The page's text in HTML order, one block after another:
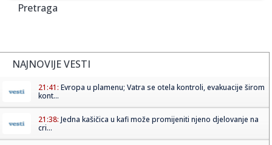
Pretraga
NAJNOVIJE VESTI
21:41: Evropa u plamenu; Vatra se otela kontroli, evakuacije širom
kont...
21:38: Jedna kašičica u kafi može promijeniti njeno djelovanje na
cri...